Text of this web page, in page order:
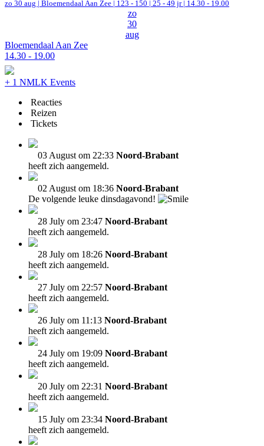
zo 30 aug | Bloemendaal Aan Zee | 123 - 150 | 25 - 49 jr | 14.30 - 19.00
zo
30
aug
Bloemendaal Aan Zee
14.30 - 19.00
+ 1 NMLK Events
Reacties
Reizen
Tickets
03 August om 22:33 Noord-Brabant
heeft zich aangemeld.
02 August om 18:36 Noord-Brabant
De volgende leuke dinsdagavond!
28 July om 23:47 Noord-Brabant
heeft zich aangemeld.
28 July om 18:26 Noord-Brabant
heeft zich aangemeld.
27 July om 22:57 Noord-Brabant
heeft zich aangemeld.
26 July om 11:13 Noord-Brabant
heeft zich aangemeld.
24 July om 19:09 Noord-Brabant
heeft zich aangemeld.
20 July om 22:31 Noord-Brabant
heeft zich aangemeld.
15 July om 23:34 Noord-Brabant
heeft zich aangemeld.